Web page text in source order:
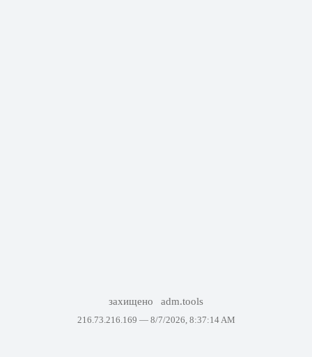
захищено adm.tools
216.73.216.169 — 8/7/2026, 8:37:14 AM